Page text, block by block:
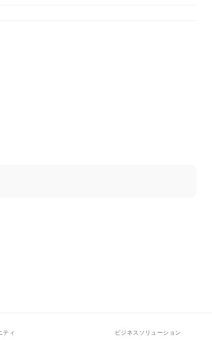
ティ ビジネスソリューション